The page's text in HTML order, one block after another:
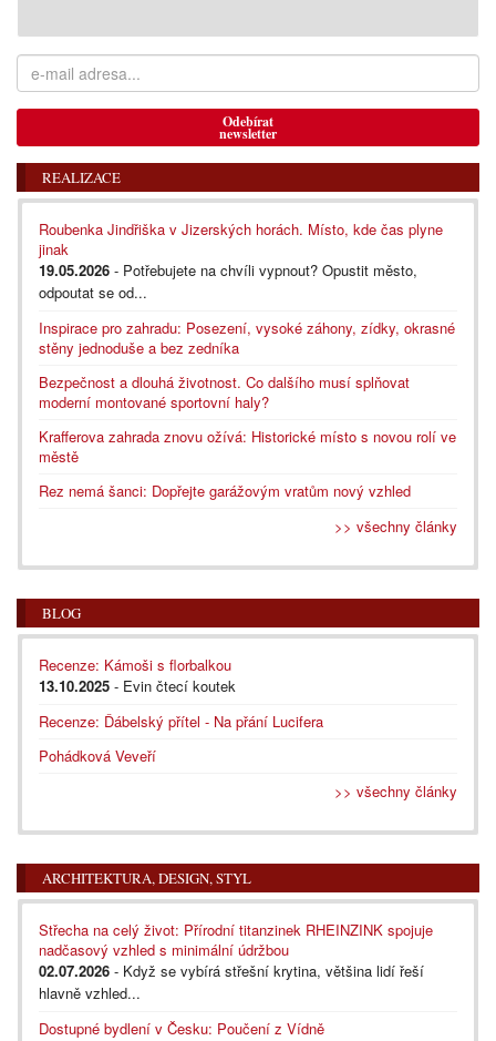
Odebírat
newsletter
REALIZACE
Roubenka Jindřiška v Jizerských horách. Místo, kde čas plyne
jinak
19.05.2026 - Potřebujete na chvíli vypnout? Opustit město,
odpoutat se od...
Inspirace pro zahradu: Posezení, vysoké záhony, zídky, okrasné
stěny jednoduše a bez zedníka
Bezpečnost a dlouhá životnost. Co dalšího musí splňovat
moderní montované sportovní haly?
Krafferova zahrada znovu ožívá: Historické místo s novou rolí ve
městě
Rez nemá šanci: Dopřejte garážovým vratům nový vzhled
>> všechny články
BLOG
Recenze: Kámoši s florbalkou
13.10.2025 - Evin čtecí koutek
Recenze: Ďábelský přítel - Na přání Lucifera
Pohádková Veveří
>> všechny články
ARCHITEKTURA, DESIGN, STYL
Střecha na celý život: Přírodní titanzinek RHEINZINK spojuje
nadčasový vzhled s minimální údržbou
02.07.2026 - Když se vybírá střešní krytina, většina lidí řeší
hlavně vzhled...
Dostupné bydlení v Česku: Poučení z Vídně